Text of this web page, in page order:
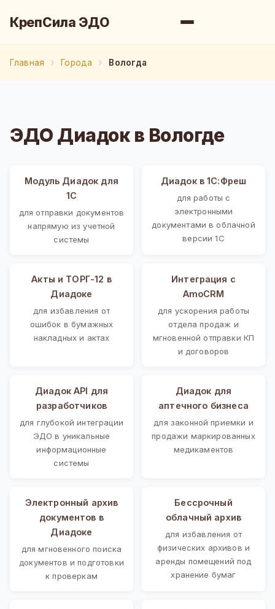
КрепСила ЭДО
Главная Города Вологда
ЭДО Диадок в Вологде
Модуль Диадок для
1С
для отправки документов
напрямую из учетной
системы
Диадок в 1С:Фреш
для работы с
электронными
документами в облачной
версии 1С
Акты и ТОРГ-12 в
Диадоке
для избавления от
ошибок в бумажных
накладных и актах
Интеграция с
AmoCRM
для ускорения работы
отдела продаж и
мгновенной отправки КП
и договоров
Диадок API для
разработчиков
для глубокой интеграции
ЭДО в уникальные
информационные
системы
Диадок для
аптечного бизнеса
для законной приемки и
продажи маркированных
медикаментов
Электронный архив
документов в
Диадоке
для мгновенного поиска
документов и подготовки
к проверкам
Бессрочный
облачный архив
для избавления от
физических архивов и
аренды помещений под
хранение бумаг